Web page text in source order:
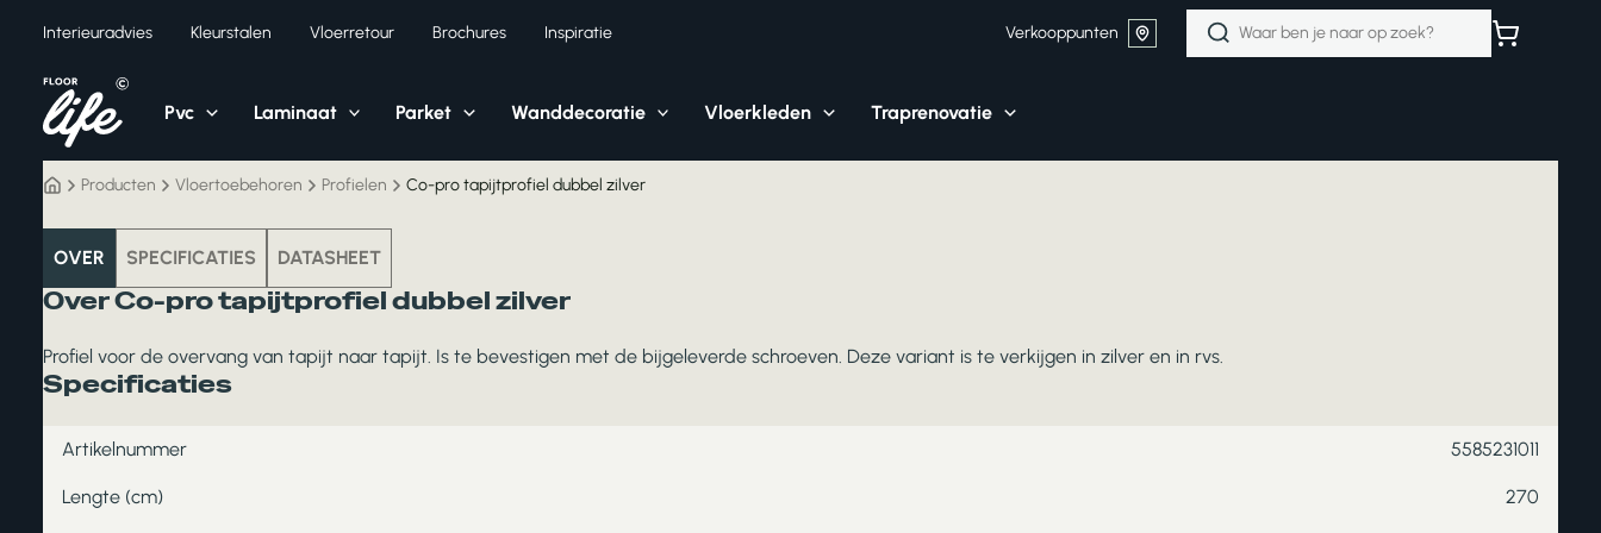
inhoud
Interieuradvies Kleurstalen Vloerretour Brochures Inspiratie Verkooppunten
Zoeken
naar:
Pvc Laminaat Parket Wanddecoratie Vloerkleden Traprenovatie
Producten Vloertoebehoren Profielen Co-pro tapijtprofiel dubbel zilver
vloertoebehoren
OVER SPECIFICATIES DATASHEET
Over Co-pro tapijtprofiel dubbel zilver
Profiel voor de overvang van tapijt naar tapijt. Is te bevestigen met de bijgeleverde schroeven. Deze variant is te verkijgen in zilver en in rvs.
Specificaties
Artikelnummer 5585231011
Lengte (cm) 270